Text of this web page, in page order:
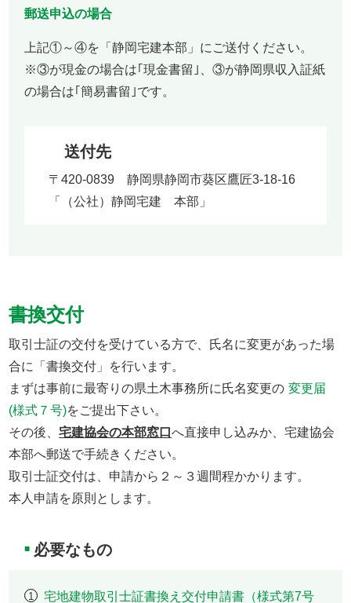
郵送申込の場合
上記①～④を「静岡宅建本部」にご送付ください。
※③が現金の場合は｢現金書留｣、③が静岡県収入証紙
の場合は｢簡易書留｣です。
送付先
〒420-0839 静岡県静岡市葵区鷹匠3-18-16
「（公社）静岡宅建 本部」
書換交付
取引士証の交付を受けている方で、氏名に変更があった場
合に「書換交付」を行います。
まずは事前に最寄りの県土木事務所に氏名変更の 変更届
(様式７号)をご提出下さい。
その後、宅建協会の本部窓口へ直接申し込みか、宅建協会
本部へ郵送で手続きください。
取引士証交付は、申請から２～３週間程かかります。
本人申請を原則とします。
■ 必要なもの
宅地建物取引士証書換え交付申請書（様式第7号